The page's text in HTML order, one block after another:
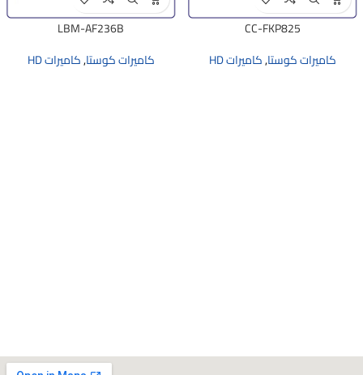
CC-FKP825
كاميرات كوستا,كاميرات HD
LBM-AF236B
كاميرات كوستا,كاميرات HD